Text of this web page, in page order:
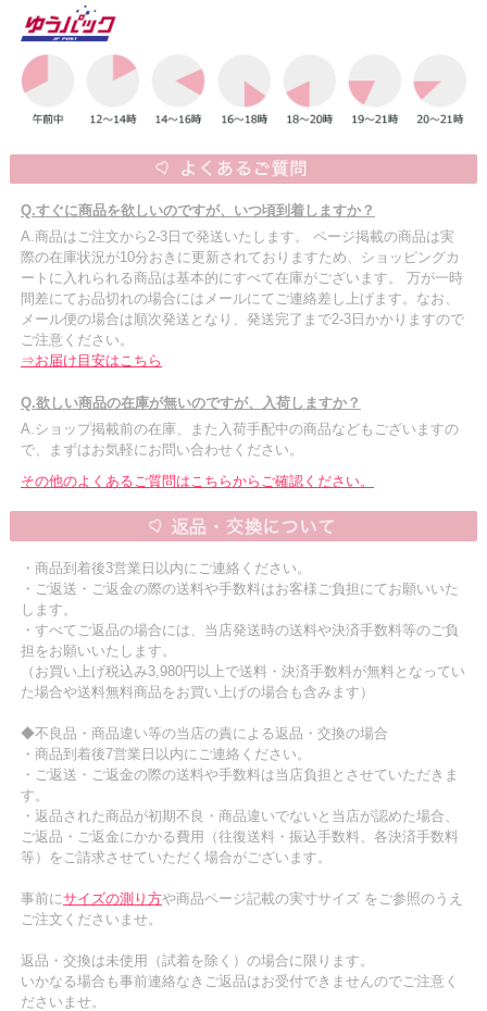
Q.すぐに商品を欲しいのですが、いつ頃到着しますか？
A.商品はご注文から2-3日で発送いたします。 ページ掲載の商品は実
際の在庫状況が10分おきに更新されておりますため、ショッピングカ
ートに入れられる商品は基本的にすべて在庫がございます。 万が一時
間差にてお品切れの場合にはメールにてご連絡差し上げます。なお、
メール便の場合は順次発送となり、発送完了まで2-3日かかりますので
ご注意ください。
⇒お届け目安はこちら
Q.欲しい商品の在庫が無いのですが、入荷しますか？
A.ショップ掲載前の在庫、また入荷手配中の商品などもございますの
で、まずはお気軽にお問い合わせください。
その他のよくあるご質問はこちらからご確認ください。
・商品到着後3営業日以内にご連絡ください。
・ご返送・ご返金の際の送料や手数料はお客様ご負担にてお願いいた
します。
・すべてご返品の場合には、当店発送時の送料や決済手数料等のご負
担をお願いいたします。
（お買い上げ税込み3,980円以上で送料・決済手数料が無料となってい
た場合や送料無料商品をお買い上げの場合も含みます）
◆不良品・商品違い等の当店の責による返品・交換の場合
・商品到着後7営業日以内にご連絡ください。
・ご返送・ご返金の際の送料や手数料は当店負担とさせていただきま
す。
・返品された商品が初期不良・商品違いでないと当店が認めた場合、
ご返品・ご返金にかかる費用（往復送料・振込手数料、各決済手数料
等）をご請求させていただく場合がございます。
事前にサイズの測り方や商品ページ記載の実寸サイズ をご参照のうえ
ご注文くださいませ。
返品・交換は未使用（試着を除く）の場合に限ります。
いかなる場合も事前連絡なきご返品はお受付できませんのでご注意く
ださいませ。